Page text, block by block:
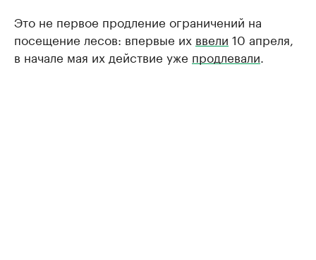
Это не первое продление ограничений на
посещение лесов: впервые их ввели 10 апреля,
в начале мая их действие уже продлевали.